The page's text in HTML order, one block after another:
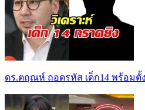
ดร.ตฤณห์ ถอดรหัส เด็ก14 พร้อม